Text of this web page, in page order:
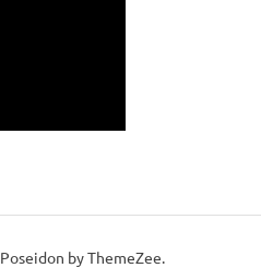
by ThemeZee.